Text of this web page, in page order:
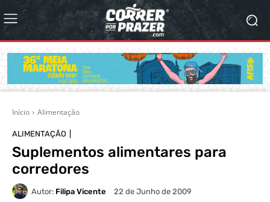
Início Alimentação
ALIMENTAÇÃO
Suplementos alimentares para
corredores
Autor: Filipa Vicente 22 de Junho de 2009